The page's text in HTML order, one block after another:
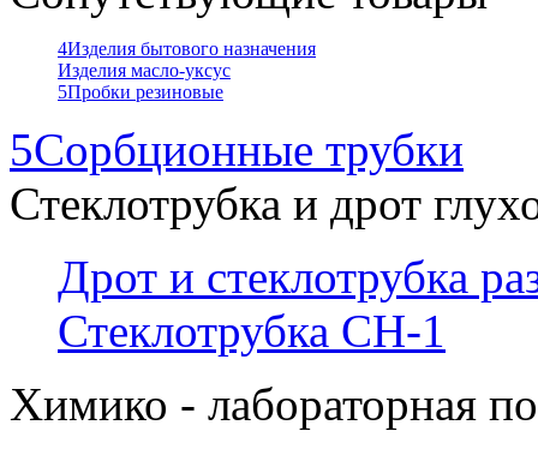
4Изделия бытового назначения
Изделия масло-уксус
5Пробки резиновые
5Сорбционные трубки
Стеклотрубка и дрот
Дрот и стеклотрубка
Стеклотрубка СН-1
Химико - лабораторная